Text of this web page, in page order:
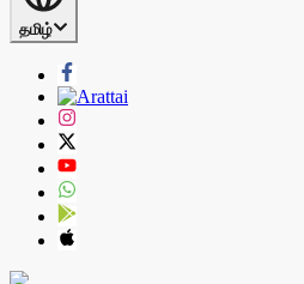
தமிழ்